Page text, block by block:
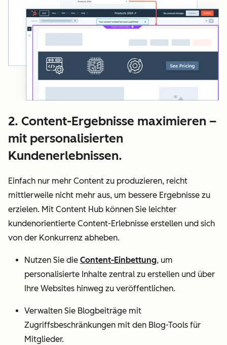
2. Content-Ergebnisse maximieren –
mit personalisierten
Kundenerlebnissen.
Einfach nur mehr Content zu produzieren, reicht
mittlerweile nicht mehr aus, um bessere Ergebnisse zu
erzielen. Mit Content Hub können Sie leichter
kundenorientierte Content-Erlebnisse erstellen und sich
von der Konkurrenz abheben.
Nutzen Sie die Content-Einbettung, um
personalisierte Inhalte zentral zu erstellen und über
Ihre Websites hinweg zu veröffentlichen.
Verwalten Sie Blogbeiträge mit
Zugriffsbeschränkungen mit den Blog-Tools für
Mitglieder.